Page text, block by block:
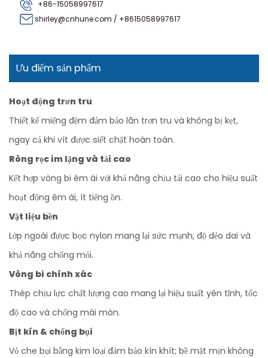
+86-15058997617
shirley@cnhune.com / +8615058997617
Ưu điểm sản phẩm
Hoạt động trơn tru
Thiết kế miếng đệm đảm bảo lăn trơn tru và không bị kẹt,
ngay cả khi vít được siết chặt hoàn toàn.
Ròng rọc im lặng và tải cao
Kết hợp vòng bi êm ái với khả năng chịu tải cao cho hiệu suất
hoạt động êm ái, ít tiếng ồn.
Vật liệu bền
Lớp ngoài được bọc nylon mang lại sức mạnh, độ dẻo dai và
khả năng chống mỏi.
Vòng bi chính xác
Thép chịu lực chất lượng cao mang lại hiệu suất yên tĩnh, tốc
độ cao và chống mài mòn.
Bịt kín & chống bụi
Vỏ che bụi bằng kim loại đảm bảo kín khít; bề mặt mịn không